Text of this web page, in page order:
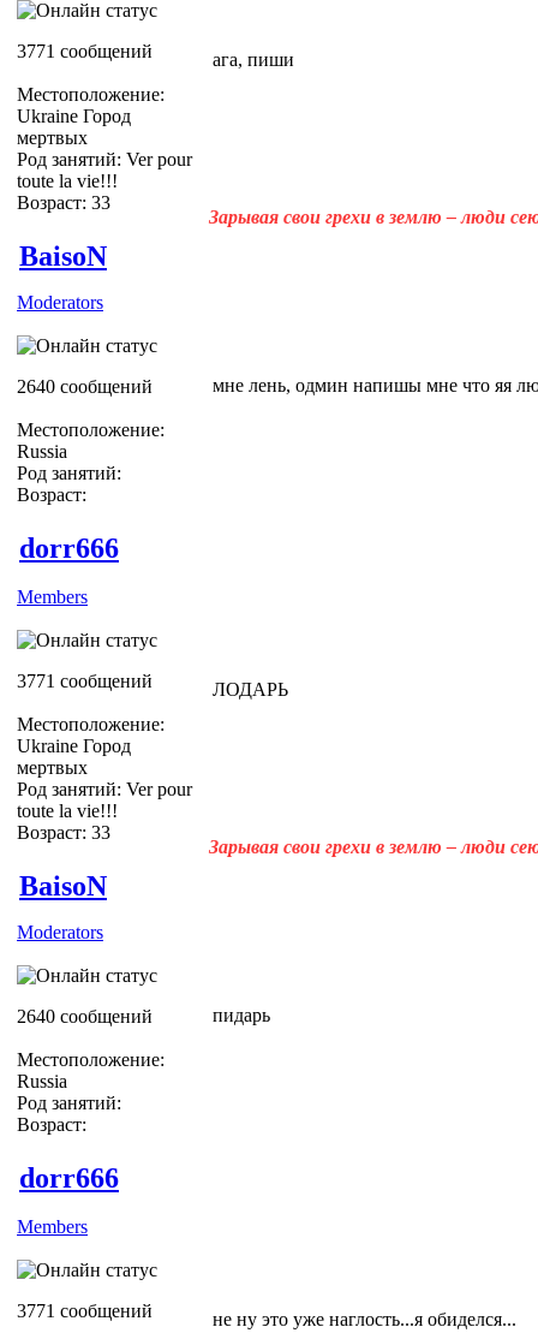
3771 сообщений
Местоположение:
Ukraine Город
мертвых
Род занятий: Ver pour
toute la vie!!!
Возраст: 33
ага, пиши
Зарывая свои грехи в землю – люди
BaisoN
Moderators
2640 сообщений
Местоположение:
Russia
Род занятий:
Возраст:
мне лень, одмин напишы мне что яя
dorr666
Members
3771 сообщений
Местоположение:
Ukraine Город
мертвых
Род занятий: Ver pour
toute la vie!!!
Возраст: 33
ЛОДАРЬ
Зарывая свои грехи в землю – люди
BaisoN
Moderators
2640 сообщений
Местоположение:
Russia
Род занятий:
Возраст:
пидарь
dorr666
Members
3771 сообщений не ну это уже наглость...я обиделся...